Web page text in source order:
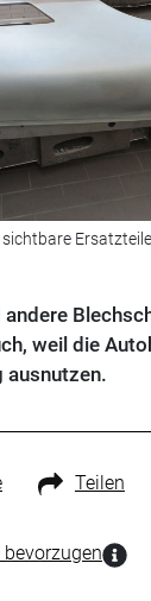
weil die
ausnutzen.
Teilen